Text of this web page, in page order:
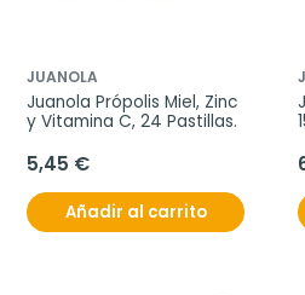
JUANOLA
Juanola Própolis Miel, Zinc
y Vitamina C, 24 Pastillas.
5,45 €
Añadir al carrito